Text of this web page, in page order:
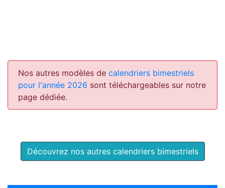
Nos autres modèles de calendriers bimestriels
pour l'année 2026 sont téléchargeables sur notre
page dédiée.
Découvrez nos autres calendriers bimestriels